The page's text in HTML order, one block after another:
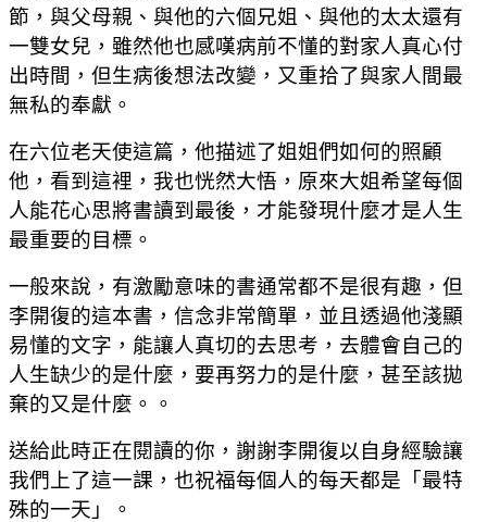
節，與父母親、與他的六個兄姐、與他的太太還有
一雙女兒，雖然他也感嘆病前不懂的對家人真心付
出時間，但生病後想法改變，又重拾了與家人間最
無私的奉獻。
在六位老天使這篇，他描述了姐姐們如何的照顧
他，看到這裡，我也恍然大悟，原來大姐希望每個
人能花心思將書讀到最後，才能發現什麼才是人生
最重要的目標。
一般來說，有激勵意味的書通常都不是很有趣，但
李開復的這本書，信念非常簡單，並且透過他淺顯
易懂的文字，能讓人真切的去思考，去體會自己的
人生缺少的是什麼，要再努力的是什麼，甚至該拋
棄的又是什麼。。
送給此時正在閱讀的你，謝謝李開復以自身經驗讓
我們上了這一課，也祝福每個人的每天都是「最特
殊的一天」。